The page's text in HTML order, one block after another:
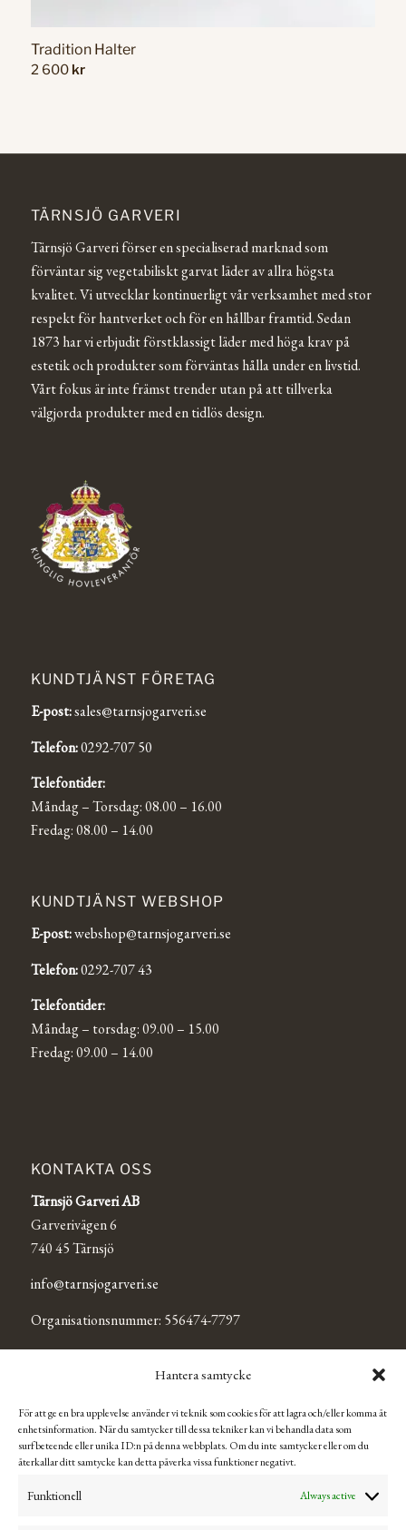
Hantera samtycke
För att ge en bra upplevelse använder vi teknik som cookies för att lagra och/eller komma åt
enhetsinformation. När du samtycker till dessa tekniker kan vi behandla data som
surfbeteende eller unika ID:n på denna webbplats. Om du inte samtycker eller om du
återkallar ditt samtycke kan detta påverka vissa funktioner negativt.
Funktionell Always active
Tradition Halter
2 600 kr
TÄRNSJÖ GARVERI
Tärnsjö Garveri förser en specialiserad marknad som
förväntar sig vegetabiliskt garvat läder av allra högsta
kvalitet. Vi utvecklar kontinuerligt vår verksamhet med stor
respekt för hantverket och för en hållbar framtid. Sedan
1873 har vi erbjudit förstklassigt läder med höga krav på
estetik och produkter som förväntas hålla under en livstid.
Vårt fokus är inte främst trender utan på att tillverka
välgjorda produkter med en tidlös design.
KUNDTJÄNST FÖRETAG
E-post:sales@tarnsjogarveri.se
Telefon:0292-707 50
Telefontider:
Måndag – Torsdag: 08.00 – 16.00
Fredag: 08.00 – 14.00
KUNDTJÄNST WEBSHOP
E-post:webshop@tarnsjogarveri.se
Telefon:0292-707 43
Telefontider:
Måndag – torsdag: 09.00 – 15.00
Fredag: 09.00 – 14.00
KONTAKTA OSS
Tärnsjö Garveri AB
Garverivägen 6
740 45 Tärnsjö
info@tarnsjogarveri.se
Organisationsnummer: 556474-7797
Se Tärnsjö Outlets Facebooksida för mer information och
aktuella öppettider.